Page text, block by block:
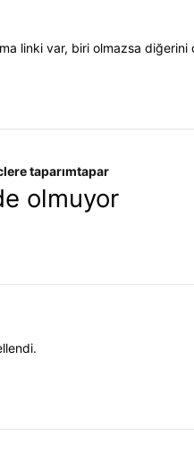
linki var, biri olmazsa diğerini
taparımtapar
olmuyor